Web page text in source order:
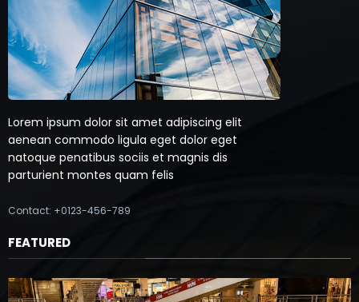
Lorem ipsum dolor sit amet adipiscing elit
aenean commodo ligula eget dolor eget
natoque penatibus sociis et magnis dis
parturient montes quam felis
Contact: +0123-456-789
FEATURED